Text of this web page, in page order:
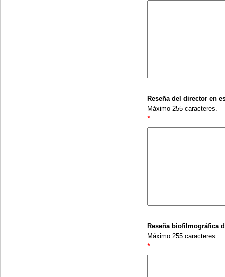
Reseña del director en
Máximo 255 caracteres.
*
Reseña biofilmográfica
Máximo 255 caracteres.
*